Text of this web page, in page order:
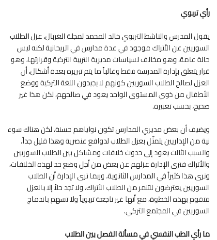
رأي تربوي
يقول المدرس والناشط التربوي خالد المحمد لمجلة الغربال، عزل الطلاب
السوريين عن الأتراك موجود في عدة مدارس في الريحانية لكنه ليس
حالة عامة، وهو مخالف لسياسات مديرية التربية التركية وقرارتها، وهو
قرار يتعلق بإدارة المدرسة فقط وغالباً ما يتم تبريره بعدة أشكال، أن
العزل لصالح الطلاب السوريين كونهم لا يجيدون اللغة التركية ووضع
الأطفال من ذوي المستوى الواحد يعود في صالحهم، لكن هذا غير
صحيح، بحسب تعبيره.
ويضيف أن بعض مديري المدارس تكون نواياهم حسنة، لكن هناك سوء
نية من الإداريين يتمثّل بعزل الطلاب لدوافع عنصرية وهذا قليل جداً،
والسبب الثالث يعود إلى حدوث خلافات ومشاكل بين الطلاب السوريين
والأتراك فترى الإدارة عزلهم عن بعض من أجل وضع حد لهذه الخلافات،
ونرى هذا كثيراً في المدارس الثانوية، وربما ترى الإدارة أن الطلاب
السوريين يعترضون للتنمر من الطلاب الأتراك، ولا تجد حلاً إلا بالعزل
فتقوم بهذه الخطوة، مع أنها غير ناجعة تربوياً ولا تسهم باندماج
السوريين في المجتمع التركي.
ما رأي الطب النفسي في مسألة الفصل بين الطلاب